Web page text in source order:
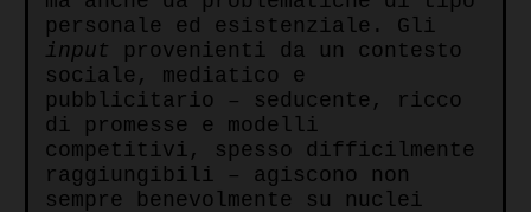
personale ed esistenziale. Gli
input provenienti da un contesto
sociale, mediatico e
pubblicitario – seducente, ricco
di promesse e modelli
competitivi, spesso difficilmente
raggiungibili – agiscono non
sempre benevolmente su nuclei